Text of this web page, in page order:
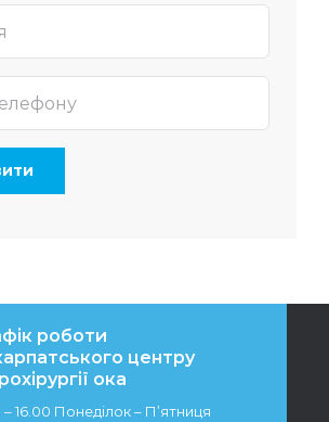
роботи
центру
ока
16.00 Понеділок – П’ятниця